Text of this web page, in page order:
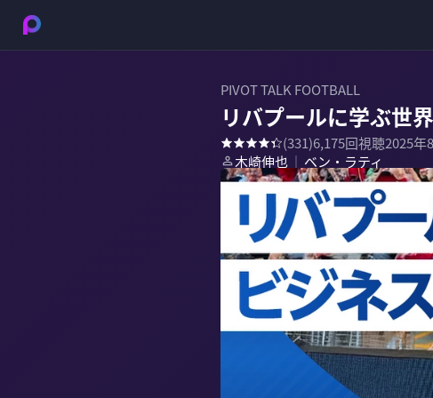
PIVOT TALK FOOTBALL
リバプールに学ぶ世
(331)6,175回視聴2025年
木崎伸也 ｜ ベン・ラティ